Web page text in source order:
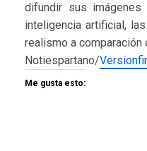
difundir sus
inteligencia artificial,
realismo a comparación
Notiespartano/
Me gusta esto: